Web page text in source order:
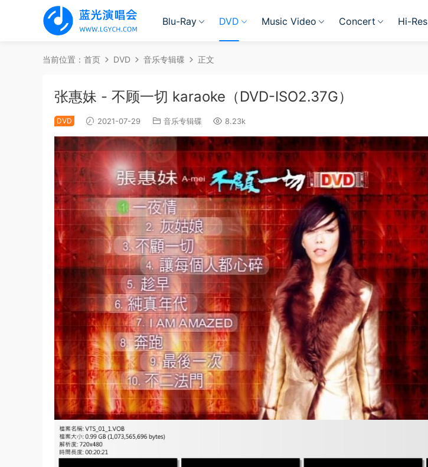
Blu-Ray DVD Music Video Concert Hi-Res
当前位置： 首页 DVD 音乐专辑碟 正文
张惠妹 - 不顾一切 karaoke（DVD-ISO2.37G）
DVD 2021-07-29 音乐专辑碟 8.23k